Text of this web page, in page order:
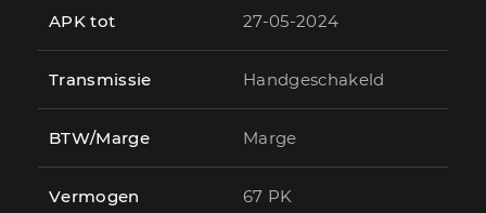
APK tot 27-05-2024
Transmissie Handgeschakeld
BTW/Marge Marge
Vermogen 67 PK